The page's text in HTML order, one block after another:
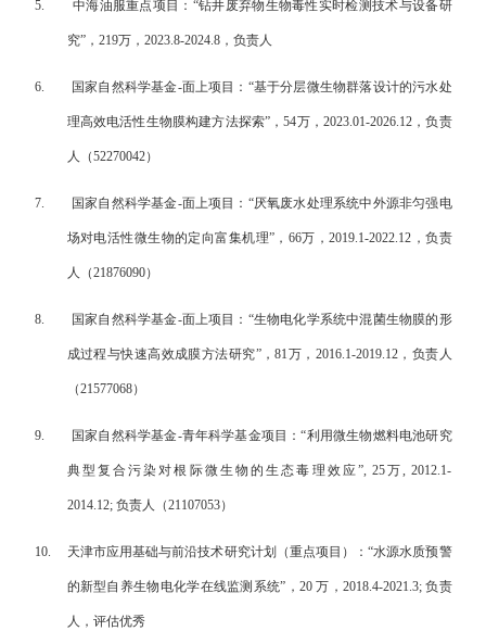
5. 中海油服重点项目：“钻井废弃物生物毒性实时检测技术与设备研
究”，219万，2023.8-2024.8，负责人
6. 国家自然科学基金-面上项目：“基于分层微生物群落设计的污水处
理高效电活性生物膜构建方法探索”，54万，2023.01-2026.12，负责
人（52270042）
7. 国家自然科学基金-面上项目：“厌氧废水处理系统中外源非匀强电
场对电活性微生物的定向富集机理”，66万，2019.1-2022.12，负责
人（21876090）
8. 国家自然科学基金-面上项目：“生物电化学系统中混菌生物膜的形
成过程与快速高效成膜方法研究”，81万，2016.1-2019.12，负责人
（21577068）
9. 国家自然科学基金-青年科学基金项目：“利用微生物燃料电池研究
典型复合污染对根际微生物的生态毒理效应”, 25万, 2012.1-
2014.12; 负责人（21107053）
10. 天津市应用基础与前沿技术研究计划（重点项目）：“水源水质预警
的新型自养生物电化学在线监测系统”，20 万，2018.4-2021.3; 负责
人，评估优秀